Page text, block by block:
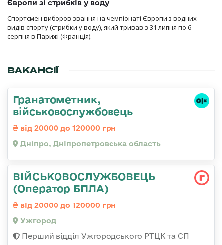
Європи зі стрибків у воду
Спортсмен виборов звання на чемпіонаті Європи з водних
видів спорту (стрибки у воду), який тривав з 31 липня по 6
серпня в Парижі (Франція).
ВАКАНСІЇ
Гранатометник,
військовослужбовець
від 20000 до 120000 грн
Дніпро, Дніпропетровська область
ВІЙСЬКОВОСЛУЖБОВЕЦЬ
(Оператор БПЛА)
від 20000 до 120000 грн
Ужгород
Перший відділ Ужгородського РТЦК та СП